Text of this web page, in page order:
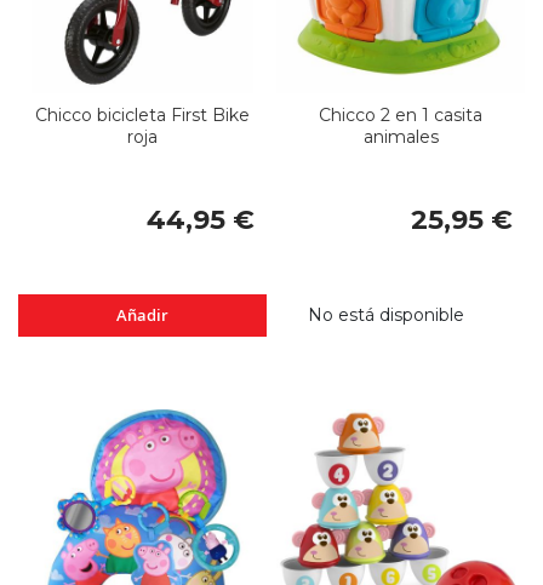
Chicco bicicleta First Bike
roja
44,95 €
Añadir
Chicco 2 en 1 casita
animales
25,95 €
No está disponible